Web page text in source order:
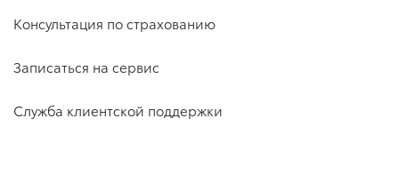
Консультация по страхованию
Записаться на сервис
Служба клиентской поддержки